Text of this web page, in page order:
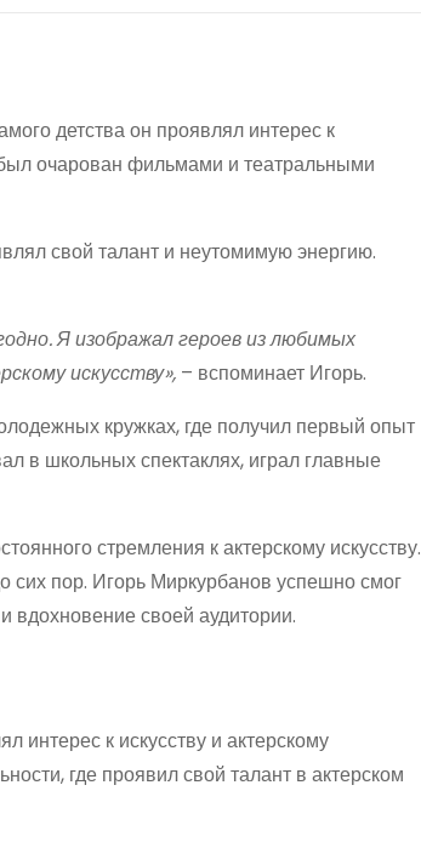
детства он проявлял интерес к
был очарован фильмами и театральными
свой талант и неутомимую энергию.
Я изображал героев из любимых
искусству», – вспоминает Игорь.
кружках, где получил первый опыт
в школьных спектаклях, играл главные
стремления к актерскому искусству.
сих пор. Игорь Миркурбанов успешно смог
вдохновение своей аудитории.
интерес к искусству и актерскому
где проявил свой талант в актерском